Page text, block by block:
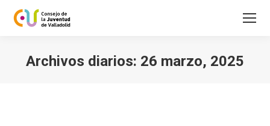
Archivos diarios: 26 marzo, 2025